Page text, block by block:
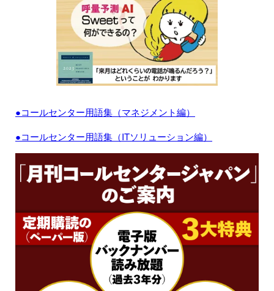
●コールセンター用語集（マネジメント編）
●コールセンター用語集（ITソリューション編）